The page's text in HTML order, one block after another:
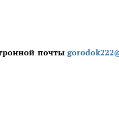
почты